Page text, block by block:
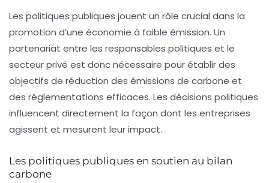
Les politiques publiques jouent un rôle crucial dans la
promotion d’une économie à faible émission. Un
partenariat entre les responsables politiques et le
secteur privé est donc nécessaire pour établir des
objectifs de réduction des émissions de carbone et
des réglementations efficaces. Les décisions politiques
influencent directement la façon dont les entreprises
agissent et mesurent leur impact.
Les politiques publiques en soutien au bilan
carbone